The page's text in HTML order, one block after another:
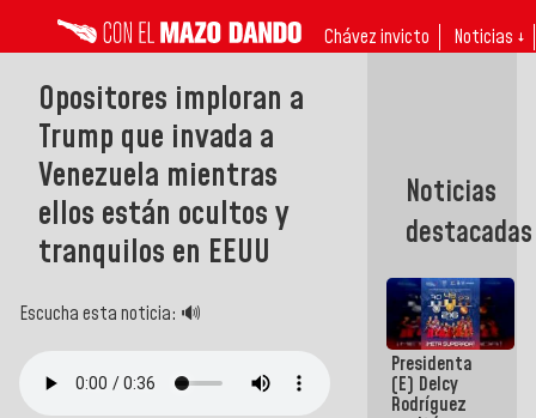
Chávez invicto Noticias ↓
Opositores imploran a
Trump que invada a
Venezuela mientras
ellos están ocultos y
tranquilos en EEUU
Escucha esta noticia: 🔊
Noticias
destacadas
Presidenta
(E) Delcy
Rodríguez